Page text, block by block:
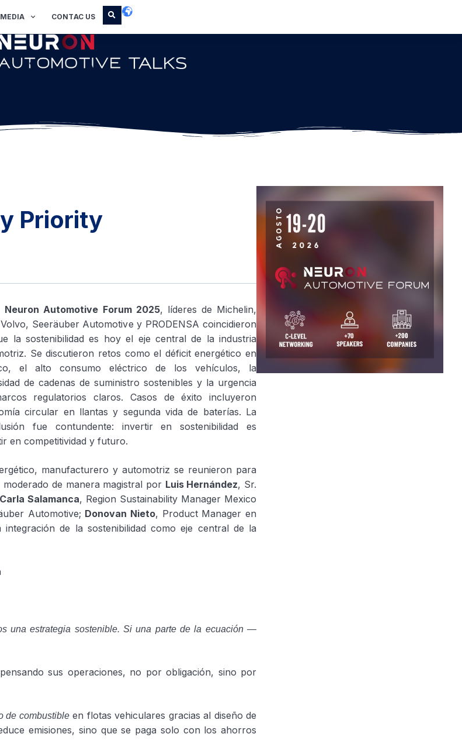
MEDIA CONTAC US
Priority
Neuron Automotive Forum 2025, líderes de Michelin,
Seeräuber Automotive y PRODENSA coincidieron
la sostenibilidad es hoy el eje central de la industria
Se discutieron retos como el déficit energético en
el alto consumo eléctrico de los vehículos, la
de cadenas de suministro sostenibles y la urgencia
regulatorios claros. Casos de éxito incluyeron
circular en llantas y segunda vida de baterías. La
fue contundente: invertir en sostenibilidad es
en competitividad y futuro.
manufacturero y automotriz se reunieron para
de manera magistral por Luis Hernández, Sr.
Carla Salamanca, Region Sustainability Manager Mexico
Automotive; Donovan Nieto, Product Manager en
de la sostenibilidad como eje central de la
una estrategia sostenible. Si una parte de la ecuación —
sus operaciones, no por obligación, sino por
de combustibleen flotas vehiculares gracias al diseño de
emisiones, sino que se paga solo con los ahorros